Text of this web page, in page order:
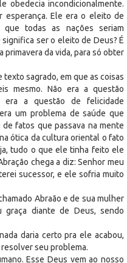
obedecia incondicionalmente.
Ele era o eleito de
todas as nações seriam
ser o eleito de Deus? É
da vida, para só obter
sagrado, em que as coisas
mesmo. Não era a questão
era a questão de felicidade
um problema de saúde que
de fatos que passava na mente
ótica da cultura oriental o fato
tudo o que ele tinha feito ele
chega a diz: Senhor meu
sucessor, e ele sofria muito
Abraão e de sua mulher
graça diante de Deus, sendo
daria certo pra ele acabou,
seu problema.
Esse Deus vem ao nosso